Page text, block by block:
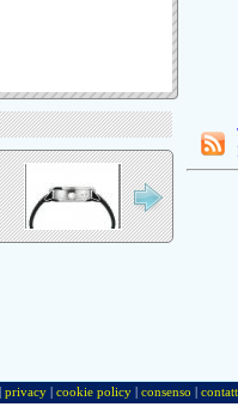
| privacy | cookie policy | consenso |